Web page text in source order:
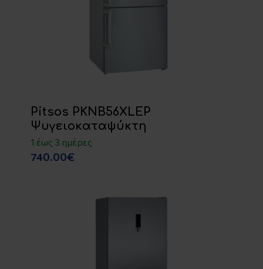
Pitsos PKNB56XLEP
Ψυγειοκαταψύκτη
1 έως 3 ημέρες
740.00€